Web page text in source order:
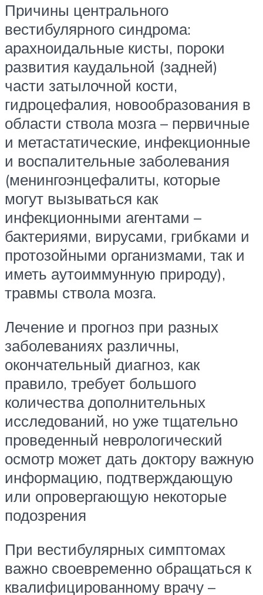
Причины центрального
вестибулярного синдрома:
арахноидальные кисты, пороки
развития каудальной (задней)
части затылочной кости,
гидроцефалия, новообразования в
области ствола мозга – первичные
и метастатические, инфекционные
и воспалительные заболевания
(менингоэнцефалиты, которые
могут вызываться как
инфекционными агентами –
бактериями, вирусами, грибками и
протозойными организмами, так и
иметь аутоиммунную природу),
травмы ствола мозга.
Лечение и прогноз при разных
заболеваниях различны,
окончательный диагноз, как
правило, требует большого
количества дополнительных
исследований, но уже тщательно
проведенный неврологический
осмотр может дать доктору важную
информацию, подтверждающую
или опровергающую некоторые
подозрения
При вестибулярных симптомах
важно своевременно обращаться к
квалифицированному врачу –